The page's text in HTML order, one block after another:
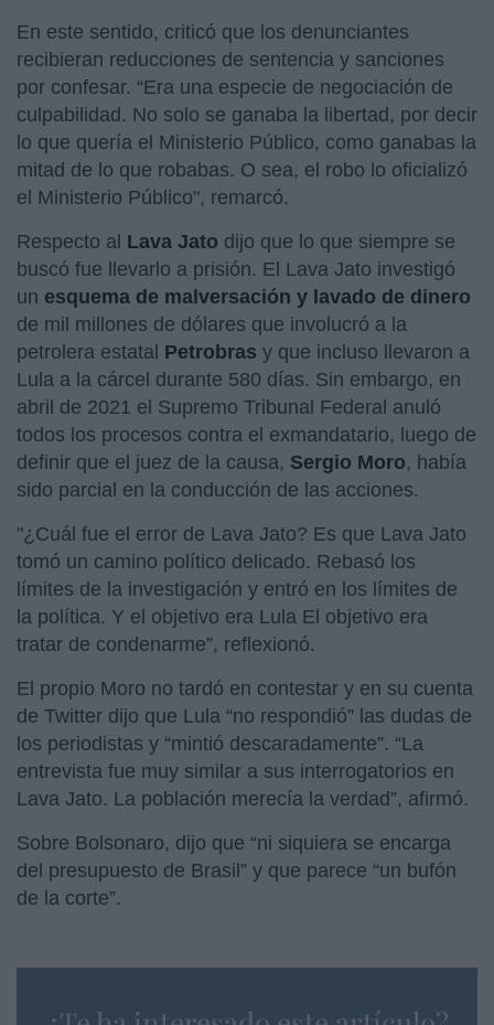
En este sentido, criticó que los denunciantes
recibieran reducciones de sentencia y sanciones
por confesar. “Era una especie de negociación de
culpabilidad. No solo se ganaba la libertad, por decir
lo que quería el Ministerio Público, como ganabas la
mitad de lo que robabas. O sea, el robo lo oficializó
el Ministerio Público", remarcó.
Respecto al Lava Jato dijo que lo que siempre se
buscó fue llevarlo a prisión. El Lava Jato investigó
un esquema de malversación y lavado de dinero
de mil millones de dólares que involucró a la
petrolera estatal Petrobras y que incluso llevaron a
Lula a la cárcel durante 580 días. Sin embargo, en
abril de 2021 el Supremo Tribunal Federal anuló
todos los procesos contra el exmandatario, luego de
definir que el juez de la causa, Sergio Moro, había
sido parcial en la conducción de las acciones.
"¿Cuál fue el error de Lava Jato? Es que Lava Jato
tomó un camino político delicado. Rebasó los
límites de la investigación y entró en los límites de
la política. Y el objetivo era Lula El objetivo era
tratar de condenarme”, reflexionó.
El propio Moro no tardó en contestar y en su cuenta
de Twitter dijo que Lula “no respondió” las dudas de
los periodistas y “mintió descaradamente”. “La
entrevista fue muy similar a sus interrogatorios en
Lava Jato. La población merecía la verdad”, afirmó.
Sobre Bolsonaro, dijo que “ni siquiera se encarga
del presupuesto de Brasil” y que parece “un bufón
de la corte”.